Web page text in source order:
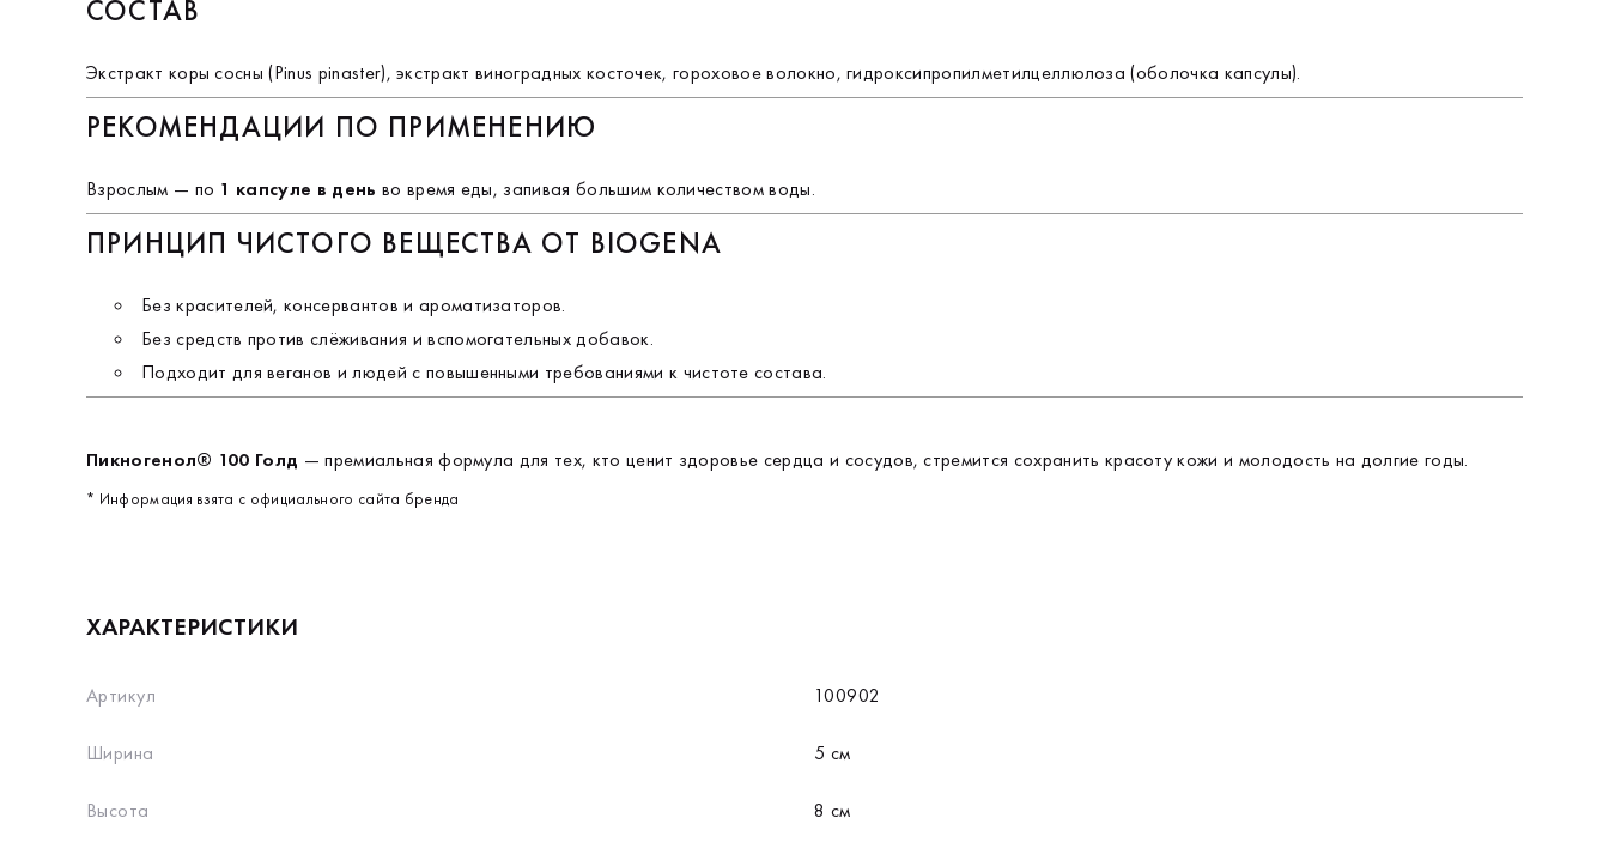
СОСТАВ
Экстракт коры сосны (Pinus pinaster), экстракт виноградных косточек, гороховое волокно, гидроксипропилметилцеллюлоза (оболочка капсулы).
РЕКОМЕНДАЦИИ ПО ПРИМЕНЕНИЮ
Взрослым — по 1 капсуле в день во время еды, запивая большим количеством воды.
ПРИНЦИП ЧИСТОГО ВЕЩЕСТВА ОТ BIOGENA
Без красителей, консервантов и ароматизаторов.
Без средств против слёживания и вспомогательных добавок.
Подходит для веганов и людей с повышенными требованиями к чистоте состава.
Пикногенол® 100 Голд — премиальная формула для тех, кто ценит здоровье сердца и сосудов, стремится сохранить красоту кожи и молодость на долгие годы.
* Информация взята с официального сайта бренда
ХАРАКТЕРИСТИКИ
Артикул 100902
Ширина 5 см
Высота 8 см